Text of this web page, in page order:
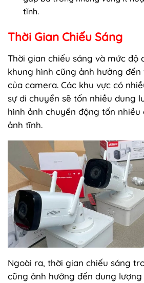
tĩnh.
Thời Gian Chiếu Sáng
Thời gian chiếu sáng và mức độ
khung hình cũng ảnh hưởng
của camera. Các khu vực có
sự di chuyển sẽ tốn nhiều dung
hình ảnh chuyển động tốn nhiều
ảnh tĩnh.
Ngoài ra, thời gian chiếu sáng
cũng ảnh hưởng đến dung lượng